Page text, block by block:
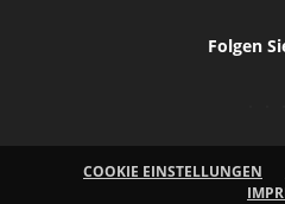
Folgen
COOKIE EINSTELLUNGEN